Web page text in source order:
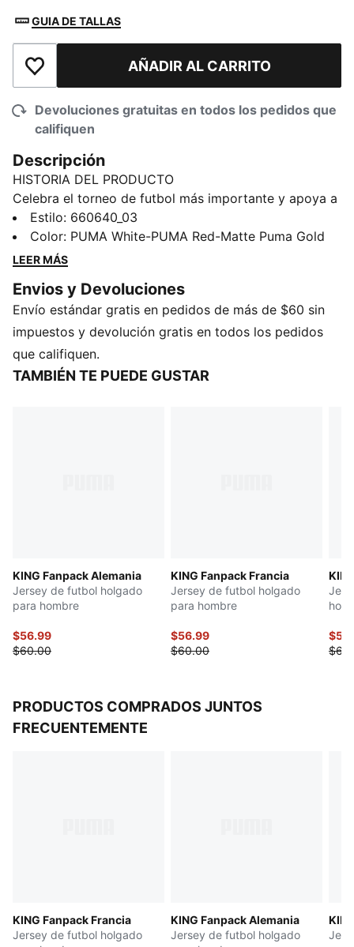
GUIA DE TALLAS
Añadir a la lista de deseosAÑADIR AL CARRITO
Devoluciones gratuitas en todos los pedidos que
califiquen
Descripción
HISTORIA DEL PRODUCTO
Celebra el torneo de futbol más importante y apoya a
Inglaterra con esta playera KING Fanpack.
Combinando elementos atemporales con un estilo
inspirado en los archivos, es un tributo a la verdadera
CARACTERÍSTICAS Y BENEFICIOS
DETALLES
Corte: holgado
Material principal: doble tejido piqué
Cuello: redondo
Estilo: 660640_03
Color: PUMA White-PUMA Red-Matte Puma Gold
LEER MÁS
Envios y Devoluciones
Envío estándar gratis en pedidos de más de $60 sin
impuestos y devolución gratis en todos los pedidos
que califiquen.
TAMBIÉN TE PUEDE GUSTAR
KING Fanpack Alemania
Jersey de futbol holgado
para hombre
$56.99
$60.00
KING Fanpack Francia
Jersey de futbol holgado
para hombre
$56.99
$60.00
PRODUCTOS COMPRADOS JUNTOS
FRECUENTEMENTE
KING Fanpack Francia
Jersey de futbol holgado
KING Fanpack Alemania
Jersey de futbol holgado